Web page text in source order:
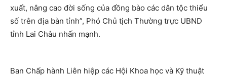
xuất, nâng cao đời sống của đồng bào các dân tộc thiểu
số trên địa bàn tỉnh”, Phó Chủ tịch Thường trực UBND
tỉnh Lai Châu nhấn mạnh.
Ban Chấp hành Liên hiệp các Hội Khoa học và Kỹ thuật